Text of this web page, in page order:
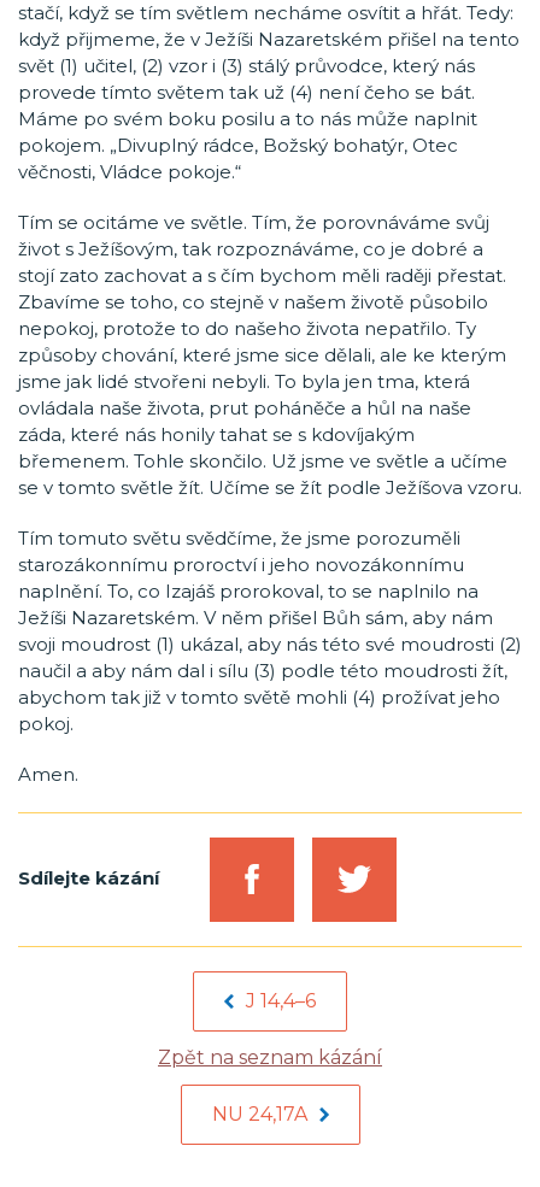
stačí, když se tím světlem necháme osvítit a hřát. Tedy:
když přijmeme, že v Ježíši Nazaretském přišel na tento
svět (1) učitel, (2) vzor i (3) stálý průvodce, který nás
provede tímto světem tak už (4) není čeho se bát.
Máme po svém boku posilu a to nás může naplnit
pokojem. „Divuplný rádce, Božský bohatýr, Otec
věčnosti, Vládce pokoje.“
Tím se ocitáme ve světle. Tím, že porovnáváme svůj
život s Ježíšovým, tak rozpoznáváme, co je dobré a
stojí zato zachovat a s čím bychom měli raději přestat.
Zbavíme se toho, co stejně v našem životě působilo
nepokoj, protože to do našeho života nepatřilo. Ty
způsoby chování, které jsme sice dělali, ale ke kterým
jsme jak lidé stvořeni nebyli. To byla jen tma, která
ovládala naše života, prut poháněče a hůl na naše
záda, které nás honily tahat se s kdovíjakým
břemenem. Tohle skončilo. Už jsme ve světle a učíme
se v tomto světle žít. Učíme se žít podle Ježíšova vzoru.
Tím tomuto světu svědčíme, že jsme porozuměli
starozákonnímu proroctví i jeho novozákonnímu
naplnění. To, co Izajáš prorokoval, to se naplnilo na
Ježíši Nazaretském. V něm přišel Bůh sám, aby nám
svoji moudrost (1) ukázal, aby nás této své moudrosti (2)
naučil a aby nám dal i sílu (3) podle této moudrosti žít,
abychom tak již v tomto světě mohli (4) prožívat jeho
pokoj.
Amen.
Sdílejte kázání
J 14,4–6
Zpět na seznam kázání
NU 24,17A